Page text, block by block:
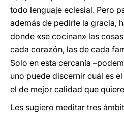
todo lenguaje eclesial. Pero
además de pedirle la gracia,
donde «se cocinan» las
cada corazón, las de cada
Solo en esta cercanía
uno puede discernir cuál es
el de mejor calidad que
Les sugiero meditar tres